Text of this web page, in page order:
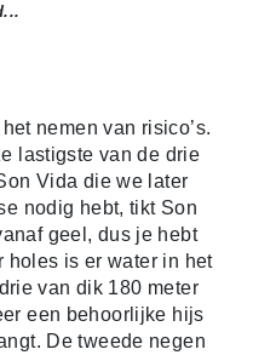
nemen van risico’s.
lastigste van de drie
Vida die we later
nodig hebt, tikt Son
geel, dus je hebt
holes is er water in het
van dik 180 meter
een behoorlijke hijs
De tweede negen